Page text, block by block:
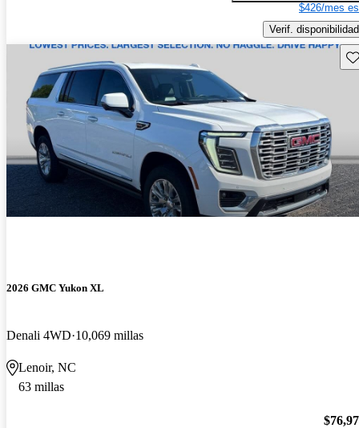
$426/mes
Verif. disponibilidad
2026 GMC Yukon XL
Denali 4WD 10,069 millas
Lenoir, NC
63 millas